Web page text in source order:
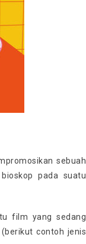
sebuah
pada suatu
film yang sedang
contoh jenis